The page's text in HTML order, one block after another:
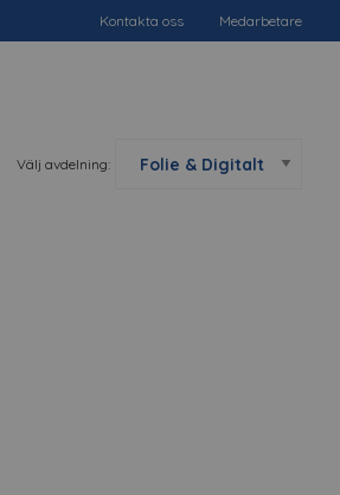
Kontakta oss Medarbetare
Välj avdelning: